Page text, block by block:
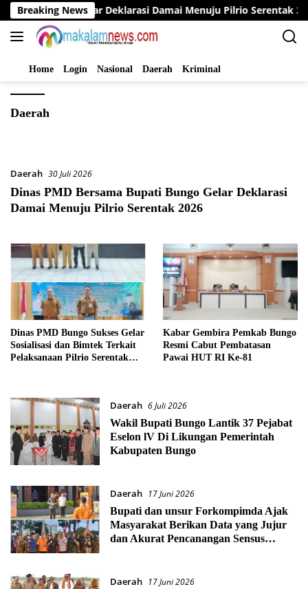
Langsung
ke
konten
Breaking News
Bungo Gelar Deklarasi Damai Menuju Pilrio Serentak 2026
Home Login Nasional Daerah Kriminal
Daerah
Daerah 30 Juli 2026
Dinas PMD Bersama Bupati Bungo Gelar Deklarasi
Damai Menuju Pilrio Serentak 2026
Dinas PMD Bungo Sukses Gelar
Sosialisasi dan Bimtek Terkait
Pelaksanaan Pilrio Serentak
Kabar Gembira Pemkab Bungo
Resmi Cabut Pembatasan
Pawai HUT RI Ke-81
Daerah 6 Juli 2026
Wakil Bupati Bungo Lantik 37 Pejabat
Eselon lV Di Likungan Pemerintah
Kabupaten Bungo
Daerah
17 Juni 2026
Bupati dan unsur Forkompimda Ajak
Masyarakat Berikan Data yang Jujur
dan Akurat Pencanangan Sensus
Daerah
17 Juni 2026